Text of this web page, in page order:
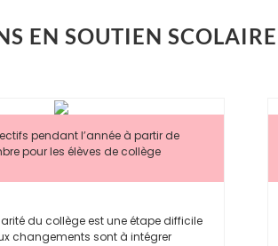
EN SOUTIEN SCOLAIRE
pendant l’année à partir de
pour les élèves de collège
du collège est une étape difficile
changements sont à intégrer